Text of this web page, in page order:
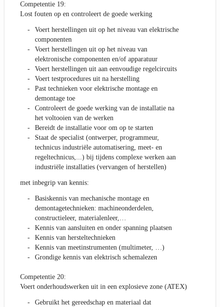
Competentie 19:
Lost fouten op en controleert de goede werking
Voert herstellingen uit op het niveau van elektrische
componenten
Voert herstellingen uit op het niveau van
elektronische componenten en/of apparatuur
Voert herstellingen uit aan eenvoudige regelcircuits
Voert testprocedures uit na herstelling
Past technieken voor elektrische montage en
demontage toe
Controleert de goede werking van de installatie na
het voltooien van de werken
Bereidt de installatie voor om op te starten
Staat de specialist (ontwerper, programmeur,
technicus industriële automatisering, meet- en
regeltechnicus,...) bij tijdens complexe werken aan
industriële installaties (vervangen of herstellen)
met inbegrip van kennis:
Basiskennis van mechanische montage en
demontagetechnieken: machineonderdelen,
constructieleer, materialenleer,…
Kennis van aansluiten en onder spanning plaatsen
Kennis van hersteltechnieken
Kennis van meetinstrumenten (multimeter, …)
Grondige kennis van elektrisch schemalezen
Competentie 20:
Voert onderhoudswerken uit in een explosieve zone (ATEX)
Gebruikt het gereedschap en materiaal dat